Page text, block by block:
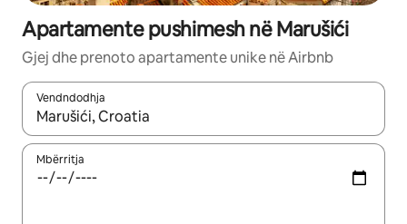
Apartamente pushimesh në Marušići
Gjej dhe prenoto apartamente unike në Airbnb
Vendndodhja
Kur rezultatet të jenë të disponueshme, lëviz me butonat e
Mbërritja